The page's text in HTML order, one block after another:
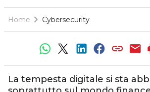
Home Cybersecurity
La tempesta digitale si sta